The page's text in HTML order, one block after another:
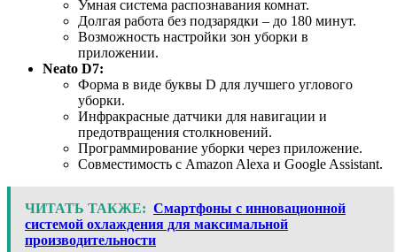
Умная система распознавания комнат.
Долгая работа без подзарядки – до 180 минут.
Возможность настройки зон уборки в
приложении.
Neato D7:
Форма в виде буквы D для лучшего углового
уборки.
Инфракрасные датчики для навигации и
предотвращения столкновений.
Программирование уборки через приложение.
Совместимость с Amazon Alexa и Google Assistant.
ЧИТАТЬ ТАКЖЕ: Смартфоны с инновационной
системой охлаждения для максимальной
производительности